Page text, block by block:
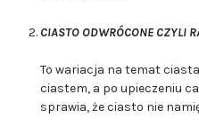
CIASTO ODWRÓCONE CZYLI
To wariacja na temat
ciastem, a po upieczeniu
sprawia, że ciasto nie